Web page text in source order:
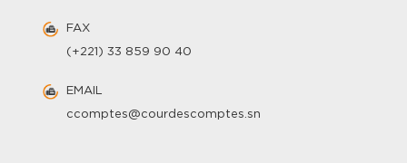
FAX
(+221) 33 859 90 40
EMAIL
ccomptes@courdescomptes.sn